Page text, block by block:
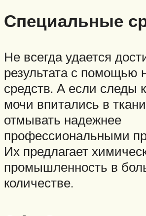
Специальные
Не всегда удается
результата с помощью
средств. А если следы
мочи впитались в
отмывать надежнее
профессиональными
Их предлагает
промышленность в
количестве.